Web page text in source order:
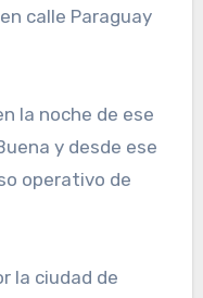
calle Paraguay
la noche de ese
y desde ese
operativo de
la ciudad de